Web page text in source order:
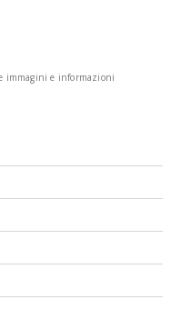
immagini e informazioni